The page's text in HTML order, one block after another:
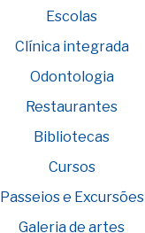
Escolas
Clínica integrada
Odontologia
Restaurantes
Bibliotecas
Cursos
Passeios e Excursões
Galeria de artes